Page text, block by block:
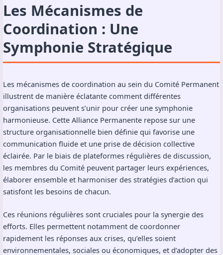
Les Mécanismes de
Coordination : Une
Symphonie Stratégique
Les mécanismes de coordination au sein du Comité Permanent
illustrent de manière éclatante comment différentes
organisations peuvent s’unir pour créer une symphonie
harmonieuse. Cette Alliance Permanente repose sur une
structure organisationnelle bien définie qui favorise une
communication fluide et une prise de décision collective
éclairée. Par le biais de plateformes régulières de discussion,
les membres du Comité peuvent partager leurs expériences,
élaborer ensemble et harmoniser des stratégies d’action qui
satisfont les besoins de chacun.
Ces réunions régulières sont cruciales pour la synergie des
efforts. Elles permettent notamment de coordonner
rapidement les réponses aux crises, qu’elles soient
environnementales, sociales ou économiques, et d’adopter des